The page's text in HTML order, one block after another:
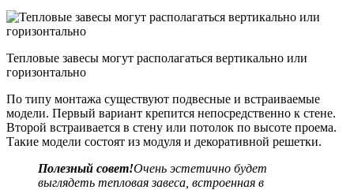
Тепловые завесы могут располагаться вертикально или
горизонтально
По типу монтажа существуют подвесные и встраиваемые
модели. Первый вариант крепится непосредственно к стене.
Второй встраивается в стену или потолок по высоте проема.
Такие модели состоят из модуля и декоративной решетки.
Полезный совет!Очень эстетично будет
выглядеть тепловая завеса, встроенная в